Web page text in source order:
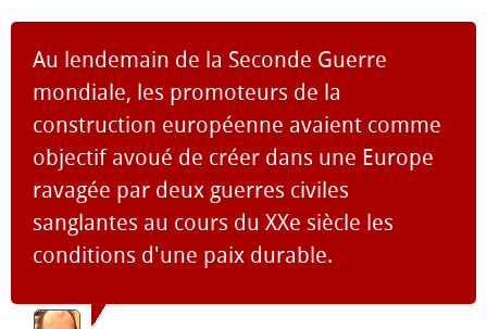
Au lendemain de la Seconde Guerre
mondiale, les promoteurs de la
construction européenne avaient comme
objectif avoué de créer dans une Europe
ravagée par deux guerres civiles
sanglantes au cours du XXe siècle les
conditions d'une paix durable.